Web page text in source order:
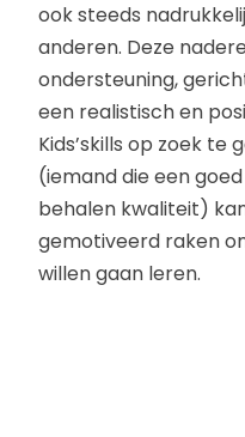
ook steeds
anderen. Deze
ondersteuning,
een realistisch en
Kids’skills op zoek
(iemand die een
behalen kwaliteit)
gemotiveerd raken
willen gaan leren.